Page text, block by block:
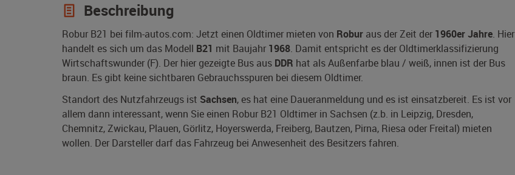
Beschreibung
Robur B21 bei film-autos.com: Jetzt einen Oldtimer mieten von Robur aus der Zeit der 1960er Jahre. Hier
handelt es sich um das Modell B21 mit Baujahr 1968. Damit entspricht es der Oldtimerklassifizierung
Wirtschaftswunder (F). Der hier gezeigte Bus aus DDR hat als Außenfarbe blau / weiß, innen ist der Bus
braun. Es gibt keine sichtbaren Gebrauchsspuren bei diesem Oldtimer.
Standort des Nutzfahrzeugs ist Sachsen, es hat eine Daueranmeldung und es ist einsatzbereit. Es ist vor
allem dann interessant, wenn Sie einen Robur B21 Oldtimer in Sachsen (z.b. in Leipzig, Dresden,
Chemnitz, Zwickau, Plauen, Görlitz, Hoyerswerda, Freiberg, Bautzen, Pirna, Riesa oder Freital) mieten
wollen. Der Darsteller darf das Fahrzeug bei Anwesenheit des Besitzers fahren.